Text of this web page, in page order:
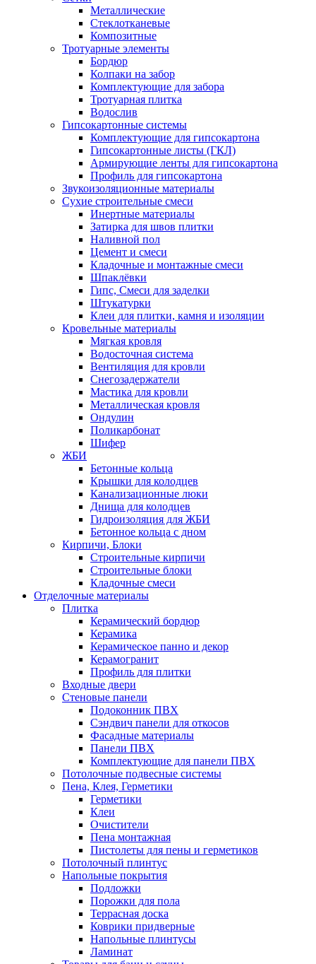
Металлические
Стеклотканевые
Композитные
Тротуарные элементы
Бордюр
Колпаки на забор
Комплектующие для забора
Тротуарная плитка
Водослив
Гипсокартонные системы
Комплектующие для гипсокартона
Гипсокартонные листы (ГКЛ)
Армирующие ленты для гипсокартона
Профиль для гипсокартона
Звукоизоляционные материалы
Сухие строительные смеси
Инертные материалы
Затирка для швов плитки
Наливной пол
Цемент и смеси
Кладочные и монтажные смеси
Шпаклёвки
Гипс, Смеси для заделки
Штукатурки
Клеи для плитки, камня и изоляции
Кровельные материалы
Мягкая кровля
Водосточная система
Вентиляция для кровли
Снегозадержатели
Мастика для кровли
Металлическая кровля
Ондулин
Поликарбонат
Шифер
ЖБИ
Бетонные кольца
Крышки для колодцев
Канализационные люки
Днища для колодцев
Гидроизоляция для ЖБИ
Бетонное кольца с дном
Кирпичи, Блоки
Строительные кирпичи
Строительные блоки
Кладочные смеси
Отделочные материалы
Плитка
Керамический бордюр
Керамика
Керамическое панно и декор
Керамогранит
Профиль для плитки
Входные двери
Стеновые панели
Подоконник ПВХ
Сэндвич панели для откосов
Фасадные материалы
Панели ПВХ
Комплектующие для панели ПВХ
Потолочные подвесные системы
Пена, Клея, Герметики
Герметики
Клеи
Очистители
Пена монтажная
Пистолеты для пены и герметиков
Потолочный плинтус
Напольные покрытия
Подложки
Порожки для пола
Террасная доска
Коврики придверные
Напольные плинтусы
Ламинат